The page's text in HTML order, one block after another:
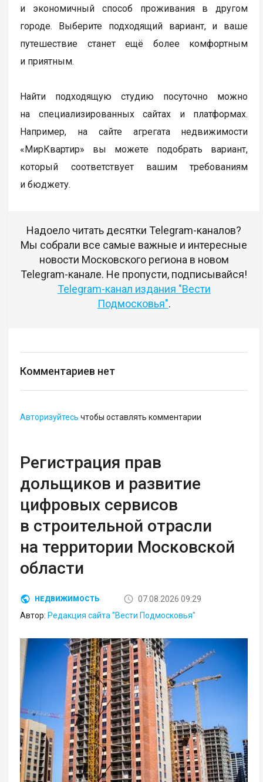
и экономичный способ проживания в другом
городе. Выберите подходящий вариант, и ваше
путешествие станет ещё более комфортным
и приятным.
Найти подходящую студию посуточно можно
на специализированных сайтах и платформах.
Например, на сайте агрегата недвижимости
«МирКвартир» вы можете подобрать вариант,
который соответствует вашим требованиям
и бюджету.
Надоело читать десятки Telegram-каналов?
Мы собрали все самые важные и интересные
новости Московского региона в новом
Telegram-канале. Не пропусти, подписывайся!
Telegram-канал издания "Вести
Подмосковья".
Комментариев нет
Авторизуйтесь чтобы оставлять комментарии
Регистрация прав
дольщиков и развитие
цифровых сервисов
в строительной отрасли
на территории Московской
области
НЕДВИЖИМОСТЬ
07.08.2026 09:29
Автор: Редакция сайта "Вести Подмосковья"